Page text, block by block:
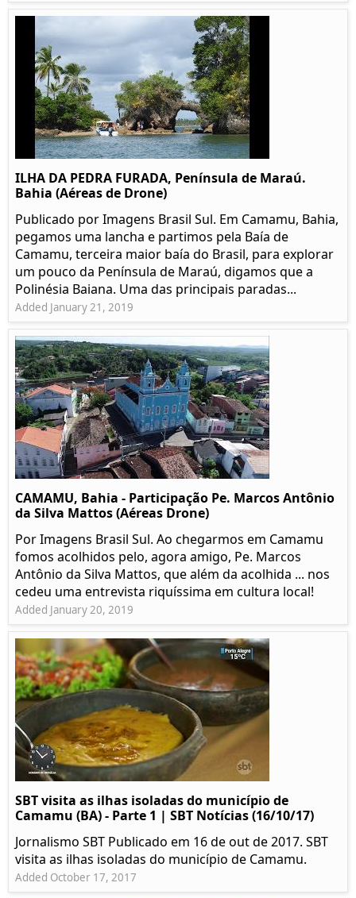
ILHA DA PEDRA FURADA, Península de Maraú.
Bahia (Aéreas de Drone)
Publicado por Imagens Brasil Sul. Em Camamu, Bahia,
pegamos uma lancha e partimos pela Baía de
Camamu, terceira maior baía do Brasil, para explorar
um pouco da Península de Maraú, digamos que a
Polinésia Baiana. Uma das principais paradas...
Added January 21, 2019
CAMAMU, Bahia - Participação Pe. Marcos Antônio
da Silva Mattos (Aéreas Drone)
Por Imagens Brasil Sul. Ao chegarmos em Camamu
fomos acolhidos pelo, agora amigo, Pe. Marcos
Antônio da Silva Mattos, que além da acolhida ... nos
cedeu uma entrevista riquíssima em cultura local!
Added January 20, 2019
SBT visita as ilhas isoladas do município de
Camamu (BA) - Parte 1 | SBT Notícias (16/10/17)
Jornalismo SBT Publicado em 16 de out de 2017. SBT
visita as ilhas isoladas do município de Camamu.
Added October 17, 2017